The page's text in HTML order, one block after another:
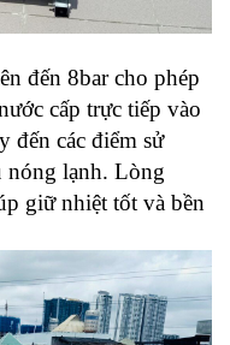
đến 8bar cho phép
cấp trực tiếp vào
đến các điểm sử
nóng lạnh. Lòng
giữ nhiệt tốt và bền